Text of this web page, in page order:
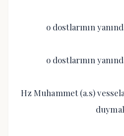
o dostlarının
o dostlarının
Hz Muhammet (a.s)